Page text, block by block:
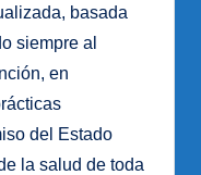
basada
siempre al
en
del Estado
la salud de toda